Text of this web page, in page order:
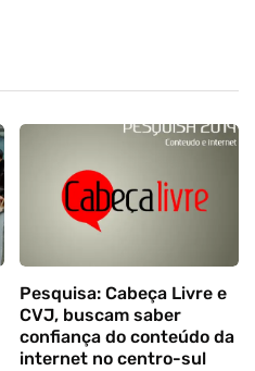
Pesquisa: Cabeça Livre e
CVJ, buscam saber
confiança do conteúdo da
internet no centro-sul